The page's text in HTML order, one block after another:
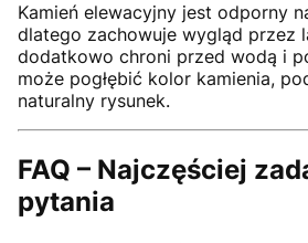
Kamień elewacyjny jest odporny
dlatego zachowuje wygląd przez
dodatkowo chroni przed wodą i
może pogłębić kolor kamienia,
naturalny rysunek.
FAQ – Najczęściej
pytania